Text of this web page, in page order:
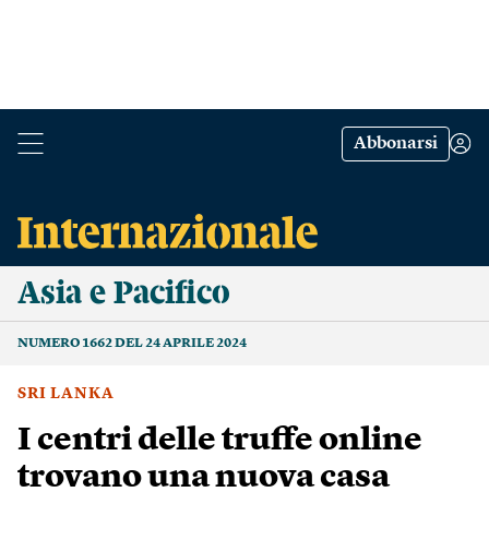
Abbonarsi
Asia e Pacifico
NUMERO 1662 DEL 24 APRILE 2024
SRI LANKA
I centri delle truffe online
trovano una nuova casa